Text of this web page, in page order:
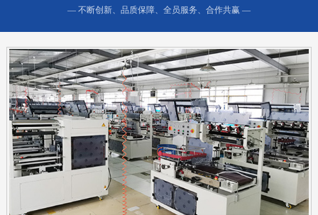
— 不断创新、品质保障、全员服务、合作共赢 —